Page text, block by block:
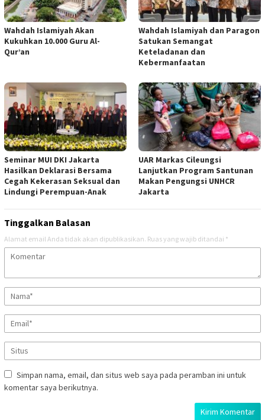
Wahdah Islamiyah Akan
Kukuhkan 10.000 Guru Al-
Qur’an
Wahdah Islamiyah dan Paragon
Satukan Semangat
Keteladanan dan
Kebermanfaatan
Seminar MUI DKI Jakarta
Hasilkan Deklarasi Bersama
Cegah Kekerasan Seksual dan
Lindungi Perempuan-Anak
UAR Markas Cileungsi
Lanjutkan Program Santunan
Makan Pengungsi UNHCR
Jakarta
Tinggalkan Balasan
Alamat email Anda tidak akan dipublikasikan. Ruas yang wajib ditandai *
Simpan nama, email, dan situs web saya pada peramban ini untuk
komentar saya berikutnya.